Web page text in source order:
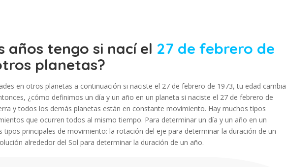
años tengo si nací el 27 de febrero de
planetas?
en otros planetas a continuación si naciste el 27 de febrero de 1973, tu edad cambia
¿cómo definimos un día y un año en un planeta si naciste el 27 de febrero de
y todos los demás planetas están en constante movimiento. Hay muchos tipos
que ocurren todos al mismo tiempo. Para determinar un día y un año en un
tipos principales de movimiento: la rotación del eje para determinar la duración de un
alrededor del Sol para determinar la duración de un año.